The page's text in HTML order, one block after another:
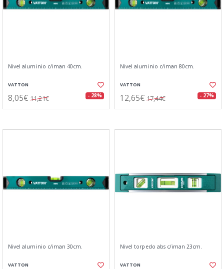
Nivel aluminio c/iman 40cm.
VATTON
8,05€ 11,21€ - 28%
Nivel aluminio c/iman 80cm.
VATTON
12,65€ 17,44€ - 27%
Nivel aluminio c/iman 30cm.
VATTON
Nivel torpedo abs c/iman 23cm.
VATTON